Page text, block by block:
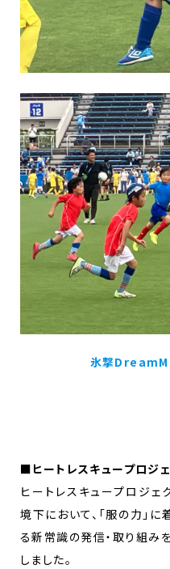
氷撃
■ヒートレスキュープロジ
ヒートレスキュープロジェ
境下において、「服の力」に
る新常識の発信・取り組み
しました。